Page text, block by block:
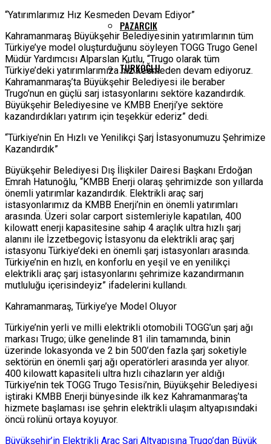
PAZARCIK
TÜRKOĞLU
“Yatırımlarımız Hız Kesmeden Devam Ediyor”
Kahramanmaraş Büyükşehir Belediyesinin yatırımlarının tüm
Türkiye’ye model oluşturduğunu söyleyen TOGG Trugo Genel
Müdür Yardımcısı Alparslan Kutlu, “Trugo olarak tüm
Türkiye’deki yatırımlarımıza hız kesmeden devam ediyoruz.
Kahramanmaraş’ta Büyükşehir Belediyesi ile beraber
Trugo’nun en güçlü sarj istasyonlarını sektöre kazandırdık.
Büyükşehir Belediyesine ve KMBB Enerji’ye sektöre
kazandırdıkları yatırım için teşekkür ederiz” dedi.
“Türkiye’nin En Hızlı ve Yenilikçi Şarj İstasyonumuzu Şehrimize
Kazandırdık”
Büyükşehir Belediyesi Dış İlişkiler Dairesi Başkanı Erdoğan
Emrah Hatunoğlu, “KMBB Enerji olaraş şehrimizde son yıllarda
önemli yatırımlar kazandırdık. Elektrikli araç sarj
istasyonlarımız da KMBB Enerji’nin en önemli yatırımları
arasında. Üzeri solar carport sistemleriyle kapatılan, 400
kilowatt enerji kapasitesine sahip 4 araçlık ultra hızlı şarj
alanını ile İzzetbegoviç İstasyonu da elektrikli araç şarj
istasyonu Türkiye’deki en önemli şarj istasyonları arasında.
Türkiye’nin en hızlı, en konforlu en yeşil ve en yenilikçi
elektrikli araç şarj istasyonlarını şehrimize kazandırmanın
mutluluğu içerisindeyiz” ifadelerini kullandı.
Kahramanmaraş, Türkiye’ye Model Oluyor
Türkiye’nin yerli ve milli elektrikli otomobili TOGG’un şarj ağı
markası Trugo; ülke genelinde 81 ilin tamamında, binin
üzerinde lokasyonda ve 2 bin 500’den fazla şarj soketiyle
sektörün en önemli şarj ağı operatörleri arasında yer alıyor.
400 kilowatt kapasiteli ultra hızlı cihazların yer aldığı
Türkiye’nin tek TOGG Trugo Tesisi’nin, Büyükşehir Belediyesi
iştiraki KMBB Enerji bünyesinde ilk kez Kahramanmaraş’ta
hizmete başlaması ise şehrin elektrikli ulaşım altyapısındaki
öncü rolünü ortaya koyuyor.
Büyükşehir’in Elektrikli Araç Şarj Altyapısına Trugo’dan Büyük